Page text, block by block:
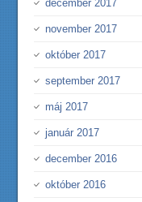
december 2017
november 2017
október 2017
september 2017
máj 2017
január 2017
december 2016
október 2016